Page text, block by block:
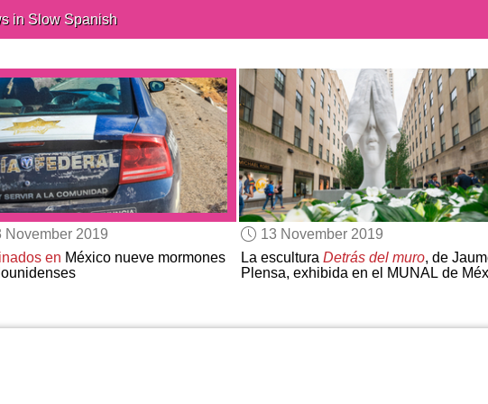
in Slow Spanish
November 2019
en México nueve mormones
13 November 2019
La escultura Detrás del muro, de
Plensa, exhibida en el MUNAL de